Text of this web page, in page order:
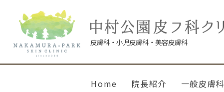
皮膚科 小児皮膚科 美容皮膚科
Home 院長紹介 一般皮膚科